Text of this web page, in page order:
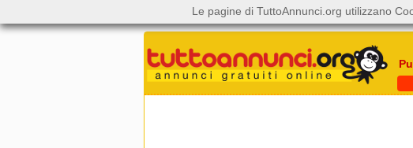
Le pagine di TuttoAnnunci.org utilizzano